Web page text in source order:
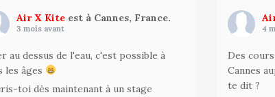
Air X Kite est à Cannes, France.
3 mois avant
au dessus de l'eau, c'est possible à
les âges
toi dès maintenant à un stage
4
Des
Cannes
te dit ?